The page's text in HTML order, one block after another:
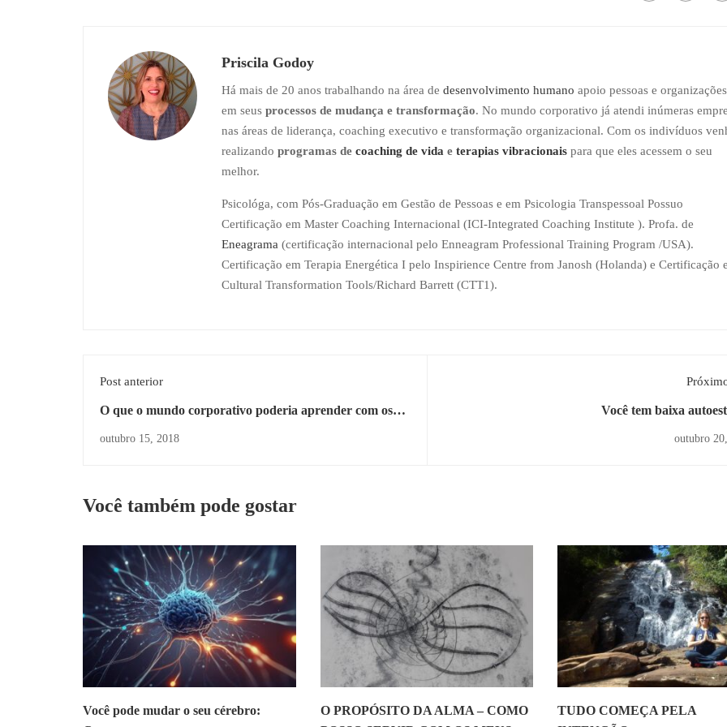
Priscila Godoy
Há mais de 20 anos trabalhando na área de desenvolvimento humano apoio pessoas e organizações
em seus processos de mudança e transformação. No mundo corporativo já atendi inúmeras
nas áreas de liderança, coaching executivo e transformação organizacional. Com os indivíduos
realizando programas de coaching de vida e terapias vibracionais para que eles acessem o seu
melhor.
Psicológa, com Pós-Graduação em Gestão de Pessoas e em Psicologia Transpessoal Possuo
Certificação em Master Coaching Internacional (ICI-Integrated Coaching Institute ). Profa. de
Eneagrama (certificação internacional pelo Enneagram Professional Training Program /USA).
Certificação em Terapia Energética I pelo Inspirience Centre from Janosh (Holanda) e Certificação
Cultural Transformation Tools/Richard Barrett (CTT1).
Post anterior
O que o mundo corporativo poderia aprender com os
outubro 15, 2018
Você tem baixa
outubro
Você também pode gostar
Você pode mudar o seu cérebro:
O PROPÓSITO DA ALMA – COMO
TUDO COMEÇA PELA